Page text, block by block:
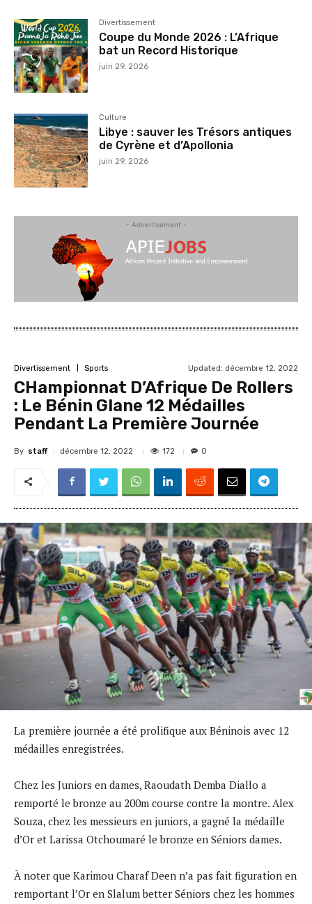
Divertissement
Coupe du Monde 2026 : L’Afrique
bat un Record Historique
juin 29, 2026
Culture
Libye : sauver les Trésors antiques
de Cyrène et d’Apollonia
juin 29, 2026
- Advertisement -